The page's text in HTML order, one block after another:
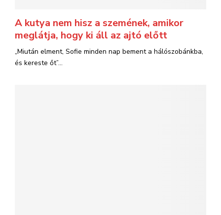
A kutya nem hisz a szemének, amikor
meglátja, hogy ki áll az ajtó előtt
„Miután elment, Sofie minden nap bement a hálószobánkba,
és kereste őt”...